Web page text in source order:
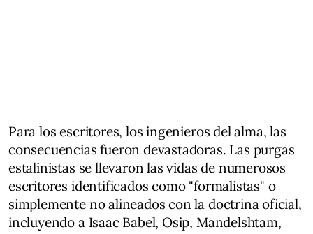
Para los escritores, los ingenieros del alma, las
consecuencias fueron devastadoras. Las purgas
estalinistas se llevaron las vidas de numerosos
escritores identificados como "formalistas" o
simplemente no alineados con la doctrina oficial,
incluyendo a Isaac Babel, Osip, Mandelshtam,